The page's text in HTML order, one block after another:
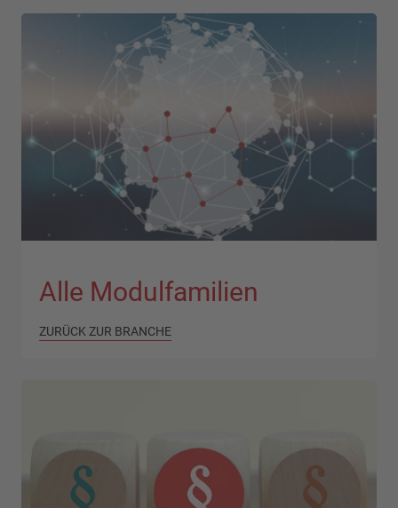
Alle Modulfamilien
ZURÜCK ZUR BRANCHE